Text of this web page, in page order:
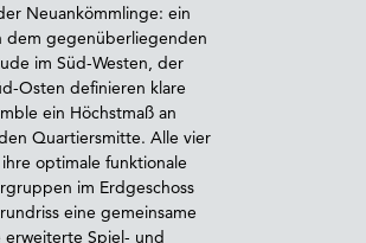
Neuankömmlinge: ein
dem gegenüberliegenden
im Süd-Westen, der
Osten definieren klare
ein Höchstmaß an
Quartiersmitte. Alle vier
optimale funktionale
im Erdgeschoss
eine gemeinsame
Spiel- und